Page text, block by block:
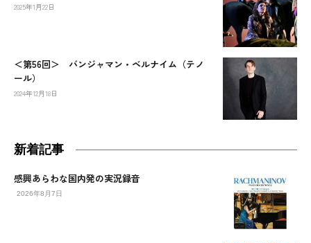
2025年1月22日
＜第56回＞ バンジャマン・ベルナイム（テノ
ール）
2024年12月18日
新着記事
感興あらわな国内発の実況録音
2026年8月7日